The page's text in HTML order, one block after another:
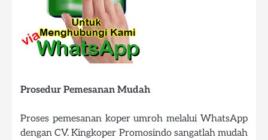
Prosedur Pemesanan Mudah
Proses pemesanan koper umroh melalui WhatsApp
dengan CV. Kingkoper Promosindo sangatlah mudah